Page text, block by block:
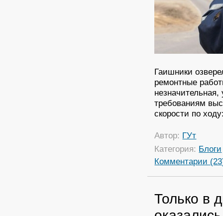
Гаишники
ремонтные
требованиям
скорости по
Автор: ГУт
Категория: Блоги
Комментарии
Только в